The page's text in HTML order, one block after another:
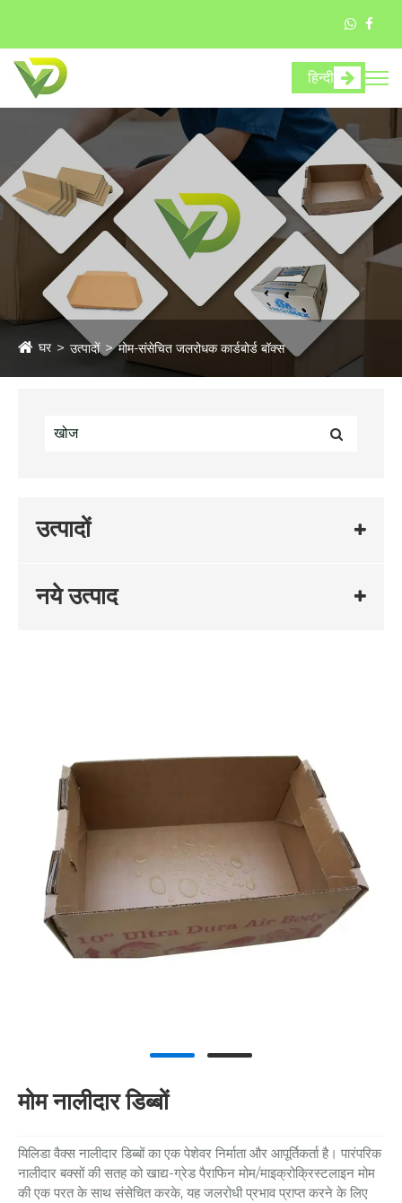
हिन्दी
घर उत्पादों मोम-संसेचित जलरोधक कार्डबोर्ड बॉक्स
उत्पादों
नये उत्पाद
मोम नालीदार डिब्बों
यिलिडा वैक्स नालीदार डिब्बों का एक पेशेवर निर्माता और आपूर्तिकर्ता है। पारंपरिक
नालीदार बक्सों की सतह को खाद्य-ग्रेड पैराफिन मोम/माइक्रोक्रिस्टलाइन मोम
की एक परत के साथ संसेचित करके, यह जलरोधी प्रभाव प्राप्त करने के लिए